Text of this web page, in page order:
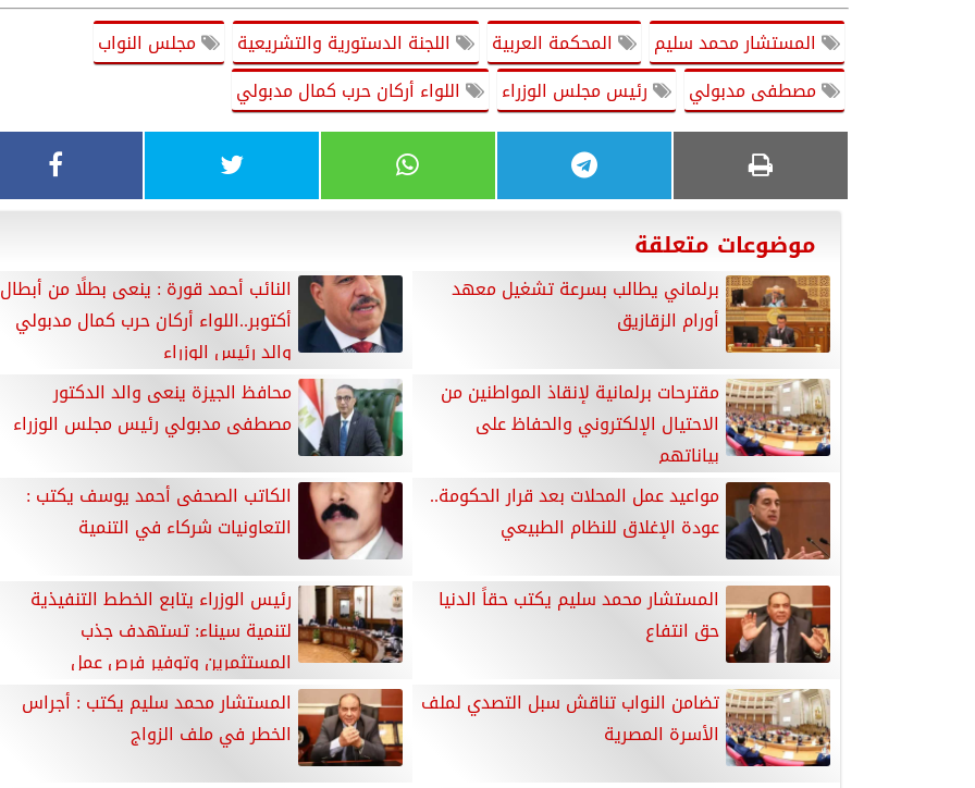
المستشار محمد سليم المحكمة العربية اللجنة الدستورية والتشريعية
مجلس النواب
مصطفى مدبولي
رئيس مجلس الوزراء اللواء أركان حرب كمال مدبولي
موضوعات متعلقة
برلماني يطالب بسرعة تشغيل معهد
أورام الزقازيق
النائب أحمد قورة : ينعى بطلًا من أبطال
أكتوبر..اللواء أركان حرب كمال مدبولي
والد رئيس الوزراء
مقترحات برلمانية لإنقاذ المواطنين من
الاحتيال الإلكتروني والحفاظ على
بياناتهم
محافظ الجيزة ينعى والد الدكتور
مصطفى مدبولي رئيس مجلس الوزراء
مواعيد عمل المحلات بعد قرار الحكومة..
عودة الإغلاق للنظام الطبيعي
الكاتب الصحفى أحمد يوسف يكتب :
التعاونيات شركاء في التنمية
المستشار محمد سليم يكتب حقاً الدنيا
حق انتفاع
رئيس الوزراء يتابع الخطط التنفيذية
لتنمية سيناء: تستهدف جذب
المستثمرين وتوفير فرص عمل
تضامن النواب تناقش سبل التصدي لملف
الأسرة المصرية
المستشار محمد سليم يكتب : أجراس
الخطر في ملف الزواج